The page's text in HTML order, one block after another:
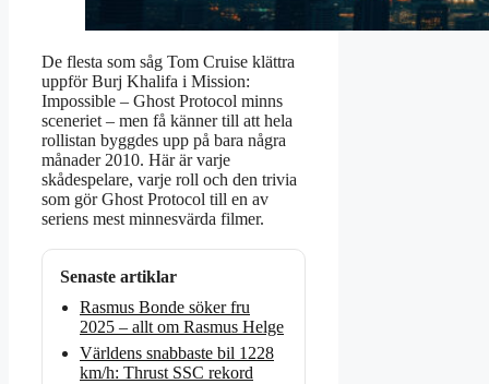
De flesta som såg Tom Cruise klättra
uppför Burj Khalifa i Mission:
Impossible – Ghost Protocol minns
sceneriet – men få känner till att hela
rollistan byggdes upp på bara några
månader 2010. Här är varje
skådespelare, varje roll och den trivia
som gör Ghost Protocol till en av
seriens mest minnesvärda filmer.
Senaste artiklar
Rasmus Bonde söker fru
2025 – allt om Rasmus Helge
Världens snabbaste bil 1228
km/h: Thrust SSC rekord